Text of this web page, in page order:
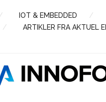
IOT & EMBEDDED
ARTIKLER FRA AKTUEL